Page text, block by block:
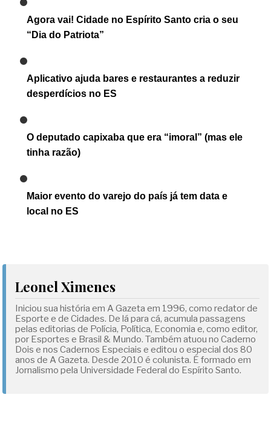
Agora vai! Cidade no Espírito Santo cria o seu
“Dia do Patriota”
Aplicativo ajuda bares e restaurantes a reduzir
desperdícios no ES
O deputado capixaba que era “imoral” (mas ele
tinha razão)
Maior evento do varejo do país já tem data e
local no ES
Leonel Ximenes
Iniciou sua história em A Gazeta em 1996, como redator de
Esporte e de Cidades. De lá para cá, acumula passagens
pelas editorias de Polícia, Política, Economia e, como editor,
por Esportes e Brasil & Mundo. Também atuou no Caderno
Dois e nos Cadernos Especiais e editou o especial dos 80
anos de A Gazeta. Desde 2010 é colunista. É formado em
Jornalismo pela Universidade Federal do Espírito Santo.